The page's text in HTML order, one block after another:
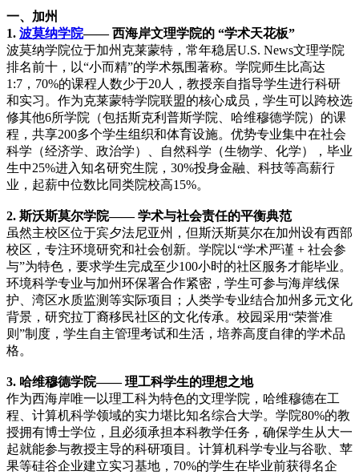
一、加州
1. 波莫纳学院—— 西海岸文理学院的 “学术天花板”
波莫纳学院位于加州克莱蒙特，常年稳居U.S. News文理学院
排名前十，以“小而精”的学术氛围著称。学院师生比高达
1:7，70%的课程人数少于20人，教授亲自指导学生进行科研
和实习。作为克莱蒙特学院联盟的核心成员，学生可以跨校选
修其他6所学院（包括斯克利普斯学院、哈维穆德学院）的课
程，共享200多个学生组织和体育设施。优势专业集中在社会
科学（经济学、政治学）、自然科学（生物学、化学），毕业
生中25%进入知名研究生院，30%投身金融、科技等高薪行
业，起薪中位数比同类院校高15%。
2. 斯沃斯莫尔学院—— 学术与社会责任的平衡典范
虽然主校区位于宾夕法尼亚州，但斯沃斯莫尔在加州设有西部
校区，专注环境研究和社会创新。学院以“学术严谨 + 社会参
与”为特色，要求学生完成至少100小时的社区服务才能毕业。
环境科学专业与加州环保署合作紧密，学生可参与海岸线保
护、湾区水质监测等实际项目；人类学专业结合加州多元文化
背景，研究拉丁裔移民社区的文化传承。校园采用“荣誉准
则”制度，学生自主管理考试和生活，培养高度自律的学术品
格。
3. 哈维穆德学院—— 理工科学生的理想之地
作为西海岸唯一以理工科为特色的文理学院，哈维穆德在工
程、计算机科学领域的实力堪比知名综合大学。学院80%的教
授拥有博士学位，且必须承担本科教学任务，确保学生从大一
起就能参与教授主导的科研项目。计算机科学专业与谷歌、苹
果等硅谷企业建立实习基地，70%的学生在毕业前获得名企